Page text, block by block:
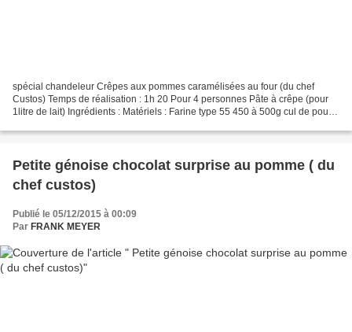
spécial chandeleur Crêpes aux pommes caramélisées au four (du chef
Custos) Temps de réalisation : 1h 20 Pour 4 personnes Pâte à crêpe (pour
1litre de lait) Ingrédients : Matériels : Farine type 55 450 à 500g cul de poule
Petite génoise chocolat surprise au pomme ( du
chef custos)
Publié le 05/12/2015 à 00:09
Par FRANK MEYER